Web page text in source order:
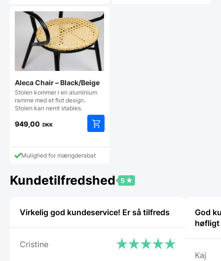
Aleca Chair – Black/Beige
Stolen kommer i en aluminium
ramme med et flot design.
Stolen kan nemt stables.
949,00 DKK
Mulighed for mængderabat
Kundetilfredshed
Virkelig god kundeservice! Er så tilfreds
Cristine
God
høfligt
Kaj